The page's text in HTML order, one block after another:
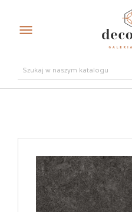
